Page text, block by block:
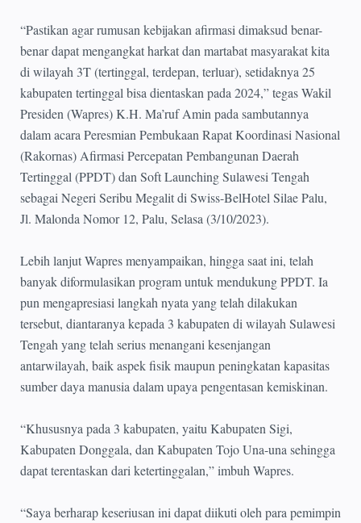
“Pastikan agar rumusan kebijakan afirmasi dimaksud benar-
benar dapat mengangkat harkat dan martabat masyarakat kita
di wilayah 3T (tertinggal, terdepan, terluar), setidaknya 25
kabupaten tertinggal bisa dientaskan pada 2024,” tegas Wakil
Presiden (Wapres) K.H. Ma’ruf Amin pada sambutannya
dalam acara Peresmian Pembukaan Rapat Koordinasi Nasional
(Rakornas) Afirmasi Percepatan Pembangunan Daerah
Tertinggal (PPDT) dan Soft Launching Sulawesi Tengah
sebagai Negeri Seribu Megalit di Swiss-BelHotel Silae Palu,
Jl. Malonda Nomor 12, Palu, Selasa (3/10/2023).
Lebih lanjut Wapres menyampaikan, hingga saat ini, telah
banyak diformulasikan program untuk mendukung PPDT. Ia
pun mengapresiasi langkah nyata yang telah dilakukan
tersebut, diantaranya kepada 3 kabupaten di wilayah Sulawesi
Tengah yang telah serius menangani kesenjangan
antarwilayah, baik aspek fisik maupun peningkatan kapasitas
sumber daya manusia dalam upaya pengentasan kemiskinan.
“Khususnya pada 3 kabupaten, yaitu Kabupaten Sigi,
Kabupaten Donggala, dan Kabupaten Tojo Una-una sehingga
dapat terentaskan dari ketertinggalan,” imbuh Wapres.
“Saya berharap keseriusan ini dapat diikuti oleh para pemimpin